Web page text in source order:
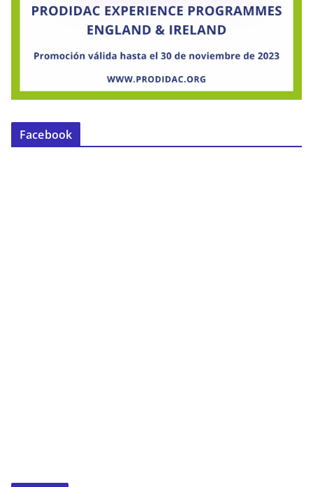
Facebook